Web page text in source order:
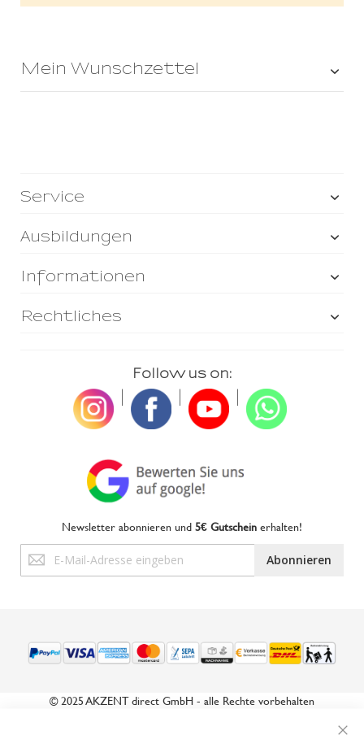
Mein Wunschzettel
Service
Ausbildungen
Informationen
Rechtliches
Follow us on:
Newsletter abonnieren und5€ Gutscheinerhalten!
Anmeldung
zum
Abonnieren
© 2025 AKZENT direct GmbH - alle Rechte vorbehalten